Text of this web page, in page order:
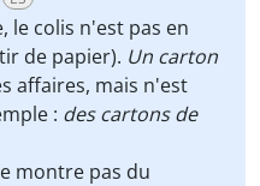
le colis n'est pas en
de papier). Un carton
affaires, mais n'est
: des cartons de
montre pas du